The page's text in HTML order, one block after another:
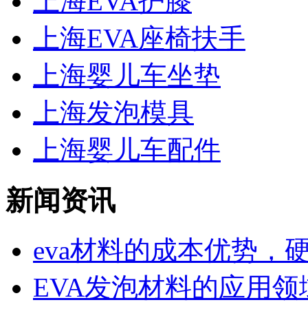
上海EVA座椅扶手
上海婴儿车坐垫
上海发泡模具
上海婴儿车配件
新闻资讯
eva材料的成本优势，
EVA发泡材料的应用领